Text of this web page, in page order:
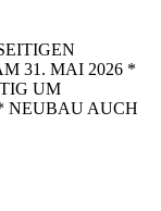
31. MAI 2026 *
UM
NEUBAU AUCH